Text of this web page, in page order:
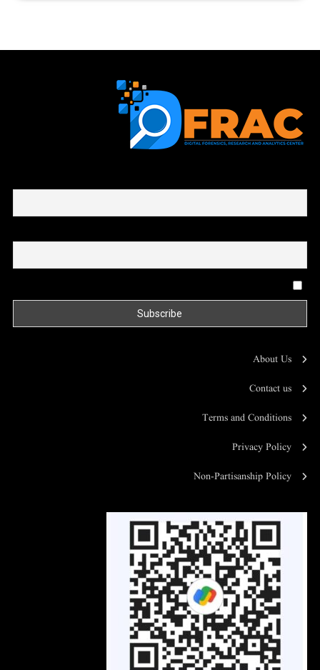
About Us
Contact us
Terms and Conditions
Privacy Policy
Non-Partisanship Policy